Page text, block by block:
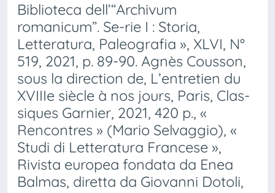
Biblioteca dell’“Archivum
romanicum”. Se-rie I : Storia,
Letteratura, Paleografia », XLVI, N°
519, 2021, p. 89-90. Agnès Cousson,
sous la direction de, L’entretien du
XVIIIe siècle à nos jours, Paris, Clas-
siques Garnier, 2021, 420 p., «
Rencontres » (Mario Selvaggio), «
Studi di Letteratura Francese »,
Rivista europea fondata da Enea
Balmas, diretta da Giovanni Dotoli,